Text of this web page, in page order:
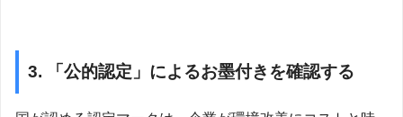
3. 「公的認定」によるお墨付きを確認する